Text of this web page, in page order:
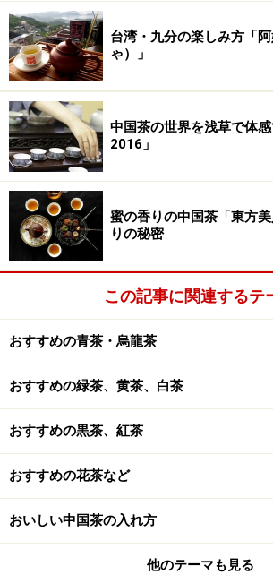
華おこわセット。普通お
茶をメインにしている茶
館だと、日本の場合は当
然中華おこわのように手
の込んだ料理を提供するのはコスト
が、竹里館では、全て手作り。
中華おこわは吟味されたもち米、豚肉
茸などを、時間をかけて仕込んであ
おこわは、烏龍茶の茶葉入り。竹里館
そのままおこわに蒸しこんで、コクを
しかもこのセットには、竹里館特製の
いてきます。この水餃子が特製である
てあること。お茶の成分が混ざってい
高くなるので、中までじっくりと火が
そうです。しかも、中身は豚肉、ねぎ
シンプルで素材にこだわったもの。シ
これにプーアールお粥セットと同じ付
漬物と、デザート、お茶がセットに
台湾・九分の楽しみ方「
ゃ）」
中国茶の世界を浅草で体
2016」
蜜の香りの中国茶「東方
りの秘密
この記事に関連するテ
おすすめの青茶・烏龍茶
おすすめの緑茶、黄茶、白茶
おすすめの黒茶、紅茶
おすすめの花茶など
おいしい中国茶の入れ方
他のテーマも見る